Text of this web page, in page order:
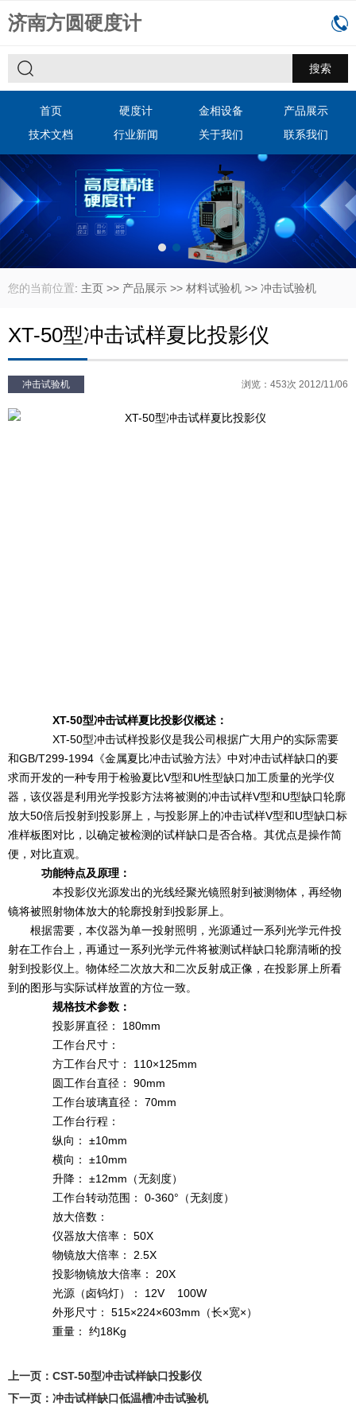
济南方圆硬度计
首页 硬度计 金相设备
产品展示
技术文档
行业新闻 关于我们 联系我们
您的当前位置: 主页 >> 产品展示 >> 材料试验机 >> 冲击试验机
XT-50型冲击试样夏比投影仪
冲击试验机 浏览：453次 2012/11/06
XT-50型冲击试样夏比投影仪概述：
XT-50型冲击试样投影仪是我公司根据广大用户的实际需要
和GB/T299-1994《金属夏比冲击试验方法》中对冲击试样缺口的要
求而开发的一种专用于检验夏比V型和U性型缺口加工质量的光学仪
器，该仪器是利用光学投影方法将被测的冲击试样V型和U型缺口轮廓
放大50倍后投射到投影屏上，与投影屏上的冲击试样V型和U型缺口标
准样板图对比，以确定被检测的试样缺口是否合格。其优点是操作简
便，对比直观。
功能特点及原理：
本投影仪光源发出的光线经聚光镜照射到被测物体，再经物
镜将被照射物体放大的轮廓投射到投影屏上。
根据需要，本仪器为单一投射照明，光源通过一系列光学元件投
射在工作台上，再通过一系列光学元件将被测试样缺口轮廓清晰的投
射到投影仪上。物体经二次放大和二次反射成正像，在投影屏上所看
到的图形与实际试样放置的方位一致。
规格技术参数：
投影屏直径： 180mm
工作台尺寸：
方工作台尺寸： 110×125mm
圆工作台直径： 90mm
工作台玻璃直径： 70mm
工作台行程：
纵向： ±10mm
横向： ±10mm
升降： ±12mm（无刻度）
工作台转动范围： 0-360°（无刻度）
放大倍数：
仪器放大倍率： 50X
物镜放大倍率： 2.5X
投影物镜放大倍率： 20X
光源（卤钨灯）： 12V 100W
外形尺寸： 515×224×603mm（长×宽×）
重量： 约18Kg
上一页： CST-50型冲击试样缺口投影仪
下一页： 冲击试样缺口低温槽冲击试验机